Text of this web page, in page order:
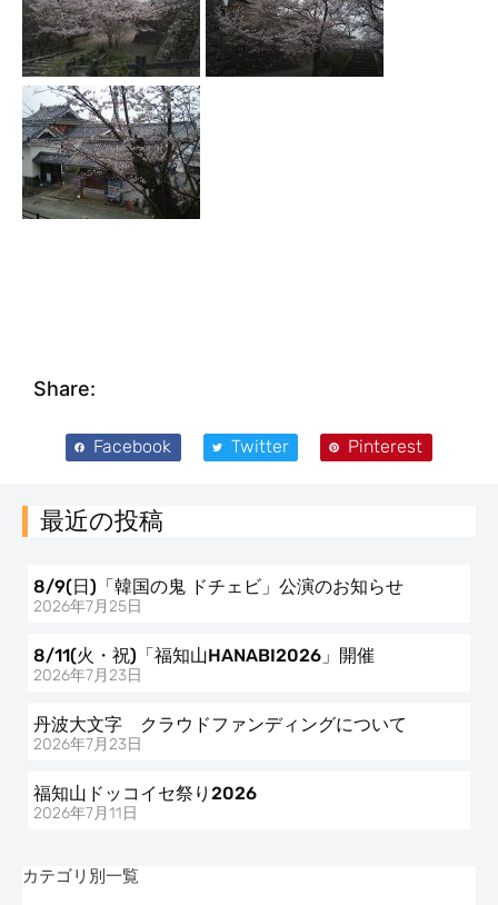
Share:
Facebook Twitter Pinterest
最近の投稿
8/9(日)「韓国の鬼 ドチェビ」公演のお知らせ
2026年7月25日
8/11(火・祝)「福知山HANABI2026」開催
2026年7月23日
丹波大文字 クラウドファンディングについて
2026年7月23日
福知山ドッコイセ祭り2026
2026年7月11日
カテゴリ別一覧